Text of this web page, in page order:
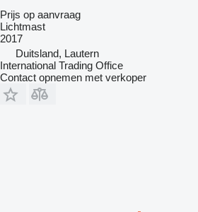
Prijs op aanvraag
Lichtmast
2017
Duitsland, Lautern
International Trading Office
Contact opnemen met verkoper